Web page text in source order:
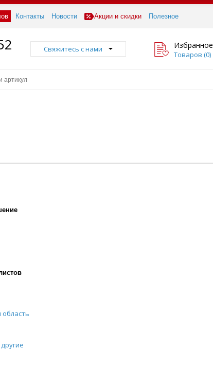
Контакты Новости Акции и скидки Полезное
Свяжитесь с нами Избранное
Товаров (0)
другие